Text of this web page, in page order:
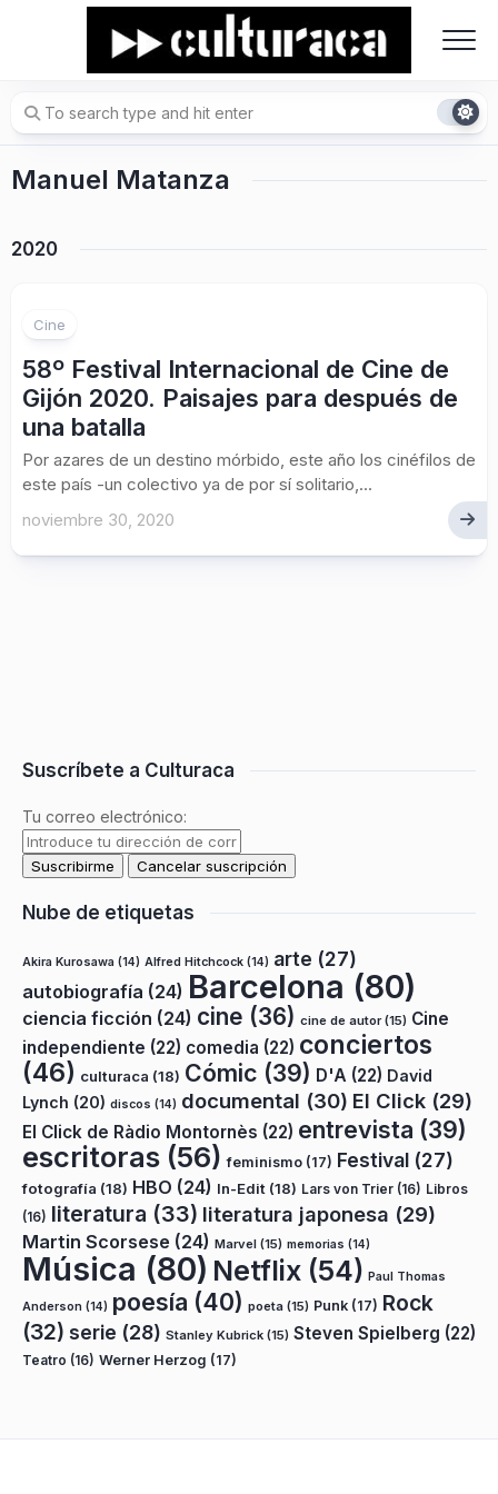
Manuel Matanza
2020
Cine
58º Festival Internacional de Cine de
Gijón 2020. Paisajes para después de
una batalla
Por azares de un destino mórbido, este año los cinéfilos de
este país -un colectivo ya de por sí solitario,...
noviembre 30, 2020
Suscríbete a Culturaca
Tu correo electrónico:
Nube de etiquetas
Akira Kurosawa (14) Alfred Hitchcock (14) arte (27)
autobiografía (24) Barcelona (80)
ciencia ficción (24) cine (36) cine de autor(15) Cine
independiente (22) comedia (22) conciertos
(46) culturaca (18) Cómic (39) D'A (22) David
Lynch (20) discos (14) documental (30) El Click (29)
El Click de Ràdio Montornès (22) entrevista (39)
escritoras (56) feminismo (17) Festival (27)
fotografía (18) HBO (24) In-Edit (18) Lars von Trier (16) Libros
(16) literatura (33) literatura japonesa (29)
Martin Scorsese (24) Marvel (15) memorias (14)
Música (80) Netflix (54) Paul Thomas
Anderson (14) poesía (40) poeta (15) Punk (17) Rock
(32) serie (28) Stanley Kubrick (15) Steven Spielberg (22)
Teatro (16) Werner Herzog (17)